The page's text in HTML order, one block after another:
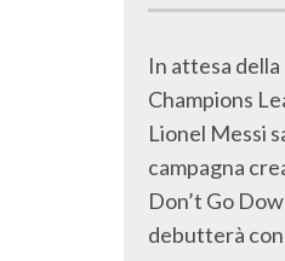
In attesa
Champions
Lionel Messi
campagna
Don’t Go
debutterà con